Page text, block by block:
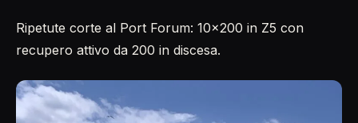
Ripetute corte al Port Forum: 10×200 in Z5 con
recupero attivo da 200 in discesa.